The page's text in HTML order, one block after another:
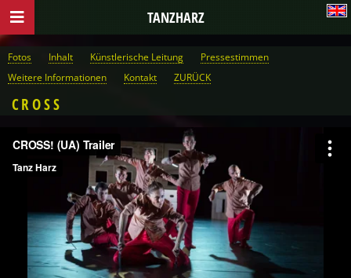
Fotos Inhalt Künstlerische Leitung
Pressestimmen
Weitere Informationen
Kontakt ZURÜCK
CROSS
TANZHARZ